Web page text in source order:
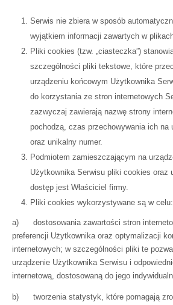
Serwis nie zbiera w sposób
wyjątkiem informacji zawartych w
Pliki cookies (tzw. „ciasteczka”)
szczególności pliki tekstowe, które
urządzeniu końcowym Użytkownika
do korzystania ze stron internetowych
zazwyczaj zawierają nazwę strony
pochodzą, czas przechowywania ich na
oraz unikalny numer.
Podmiotem zamieszczającym na
Użytkownika Serwisu pliki cookies oraz
dostęp jest Właściciel firmy.
Pliki cookies wykorzystywane są w celu:
a) dostosowania zawartości stron
preferencji Użytkownika oraz optymalizacji
internetowych; w szczególności pliki te
urządzenie Użytkownika Serwisu i
internetową, dostosowaną do jego
b) tworzenia statystyk, które pomagają